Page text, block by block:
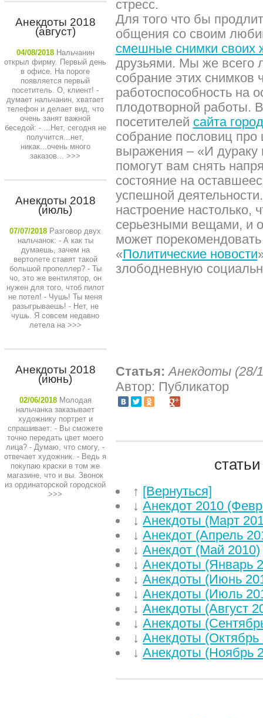
Анекдоты 2018
(август)
04/08/2018 Нальчанин
открыл фирму. Первый день
в офисе. На пороге
появляется первый
посетитель. О, клиент! -
думает нальчанин, хватает
телефон и делает вид, что
очень занят важной
беседой: - ...Нет, сегодня не
получится...нет,
никак...очень много
заказов... >>>
Анекдоты 2018
(июль)
07/07/2018 Разговор двух
нальчанок: - А как ты
думаешь, зачем на
вертолете ставят такой
большой пропеллер? - Ты
чо, это же вентилятор, он
нужен для того, чтоб пилот
не потел! - Чушь! Ты меня
разыгрываешь! - Нет, не
чушь. Я совсем недавно
летела на>>>
Анекдоты 2018
(июнь)
02/06/2018 Молодая
нальчанка заказывает
художнику портрет и
спрашивает: - Вы сможете
точно передать цвет моего
лица? - Думаю, что смогу, -
отвечает художник. - Ведь я
покупаю краски в том же
магазине, что и вы. Звонок
из ординаторской городской
>>>
стресс.
Для того что бы
общения со своим
смешные снимки своих
друзьями. Мы же всего
собрание этих снимков
работоспособность на
плодотворной работы.
посетителей сайта
собрание пословиц
выражения – «И дураку
помогут вам снять
состояние на
успешной
настроение настолько,
серьезными вещами, и
может
«Политические новости
злободневную
Статья: Анекдоты (28/
Автор: Публикатор
↑ [Вернуться]
↓Анекдот 2010
↓Анекдоты (Март
↓Анекдот (Апрель
↓Анекдот (Май 2010)
↓Анекдоты (Январь
↓Анекдоты (Июнь
↓Анекдоты (Июль
↓Анекдоты (Август
↓Анекдоты
↓Анекдоты (Октябрь
↓Анекдоты (Ноябрь